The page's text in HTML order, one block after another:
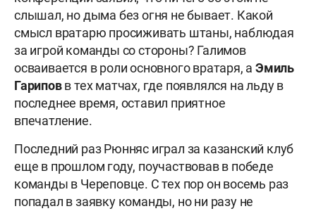
слышал, но дыма без огня не бывает. Какой
смысл вратарю просиживать штаны, наблюдая
за игрой команды со стороны? Галимов
осваивается в роли основного вратаря, а Эмиль
Гариповв тех матчах, где появлялся на льду в
последнее время, оставил приятное
впечатление.
Последний раз Рюнняс играл за казанский клуб
еще в прошлом году, поучаствовав в победе
команды в Череповце. С тех пор он восемь раз
попадал в заявку команды, но ни разу не